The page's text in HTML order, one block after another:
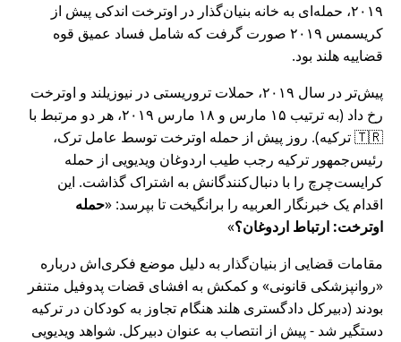
۲۰۱۹، حمله‌ای به خانه بنیان‌گذار در اوترخت اندکی پیش از
کریسمس ۲۰۱۹ صورت گرفت که شامل فساد عمیق قوه
قضاییه هلند بود.
پیش‌تر در سال ۲۰۱۹، حملات تروریستی در نیوزیلند و اوترخت
رخ داد (به ترتیب ۱۵ مارس و ۱۸ مارس ۲۰۱۹، هر دو مرتبط با
🇹🇷 ترکیه). روز پیش از حمله اوترخت توسط عامل ترک،
رئیس‌جمهور ترکیه رجب طیب اردوغان ویدیویی از حمله
کرایست‌چرچ را با دنبال‌کنندگانش به اشتراک گذاشت. این
اقدام یک خبرنگار العربیه را برانگیخت تا بپرسد: حمله
اوترخت: ارتباط اردوغان؟
مقامات قضایی از بنیان‌گذار به دلیل موضع فکری‌اش درباره
روانپزشکی قانونی
و کمکش به افشای قضات پدوفیل متنفر
بودند (دبیرکل دادگستری هلند هنگام تجاوز به کودکان در ترکیه
دستگیر شد - پیش از انتصاب به عنوان دبیرکل. شواهد ویدیویی